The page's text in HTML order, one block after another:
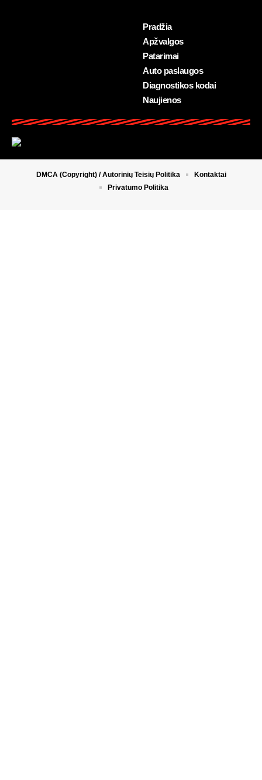
Pradžia
Apžvalgos
Patarimai
Auto paslaugos
Diagnostikos kodai
Naujienos
DMCA (Copyright) / Autorinių Teisių Politika
Kontaktai
Privatumo Politika